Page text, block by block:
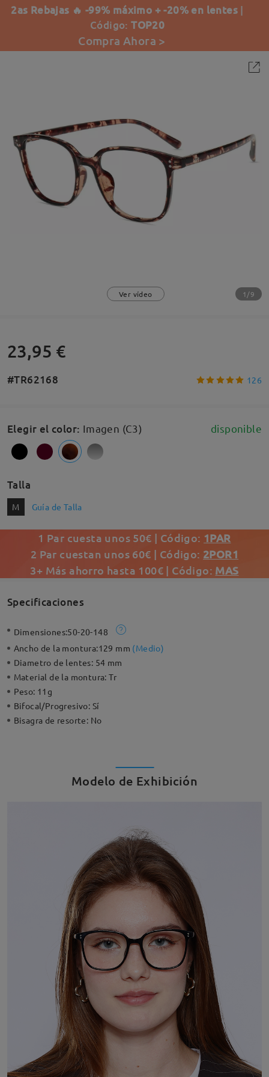
2as Rebajas 🔥 -99% máximo + -20% en lentes |
Código:TOP20
Compra Ahora >
Ver vídeo 1/9
23,95 €
#TR62168 126
Elegir el color: Imagen (C3) disponible
Talla
M Guía de Talla
1 Par cuesta unos 50€ | Código: 1PAR
2 Par cuestan unos 60€ | Código: 2POR1
3+ Más ahorro hasta 100€ | Código: MAS
Specificaciones
Dimensiones:50-20-148
Ancho de la montura:129 mm (Medio)
Diametro de lentes: 54 mm
Material de la montura:Tr
Peso: 11g
Bifocal/Progresivo: Sí
Bisagra de resorte: No
Modelo de Exhibición